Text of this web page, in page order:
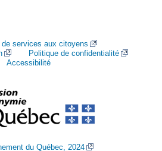
de services aux citoyens
Politique de confidentialité
Accessibilité
du Québec, 2024